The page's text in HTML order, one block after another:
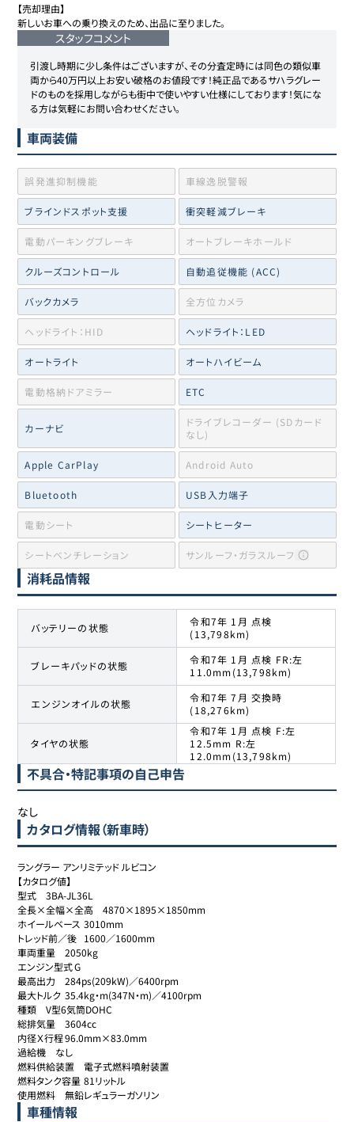
【売却理由】
新しいお車への乗り換えのため、出品に至りました。
スタッフコメント
引渡し時期に少し条件はございますが、その分査定時には同色の類似車
両から40万円以上お安い破格のお値段です！純正品であるサハラグレー
ドのものを採用しながらも街中で使いやすい仕様にしております！気にな
車両装備
誤発進抑制機能 車線逸脱警報
ブラインドスポット支援 衝突軽減ブレーキ
電動パーキングブレーキ オートブレーキホールド
クルーズコントロール 自動追従機能 (ACC)
バックカメラ 全方位カメラ
ヘッドライト：HID ヘッドライト：LED
オートライト オートハイビーム
電動格納ドアミラー ETC
カーナビ
ドライブレコーダー (SDカード
なし)
Apple CarPlay Android Auto
Bluetooth USB入力端子
電動シート シートヒーター
シートベンチレーション サンルーフ・ガラスルーフ
消耗品情報
バッテリーの状態
令和7年 1月 点検
(13,798km)
ブレーキパッドの状態
令和7年 1月 点検 FR:左
11.0mm(13,798km)
エンジンオイルの状態
令和7年 7月 交換時
(18,276km)
タイヤの状態
令和7年 1月 点検 F:左
12.5mm R:左
12.0mm(13,798km)
不具合・特記事項の自己申告
なし
カタログ情報（新車時）
ラングラー アンリミテッド ルビコン
【カタログ値】
型式	3BA-JL36L
全長×全幅×全高	4870×1895×1850mm
ホイールベース	3010mm
トレッド前／後	1600／1600mm
車両重量	2050kg
エンジン型式	G
最高出力	284ps(209kW)／6400rpm
最大トルク	35.4kg・m(347N・m)／4100rpm
種類	V型6気筒DOHC
総排気量	3604cc
内径Ｘ行程	96.0mm×83.0mm
過給機	なし
燃料供給装置	電子式燃料噴射装置
燃料タンク容量	81リットル
使用燃料	無鉛レギュラーガソリン
車種情報